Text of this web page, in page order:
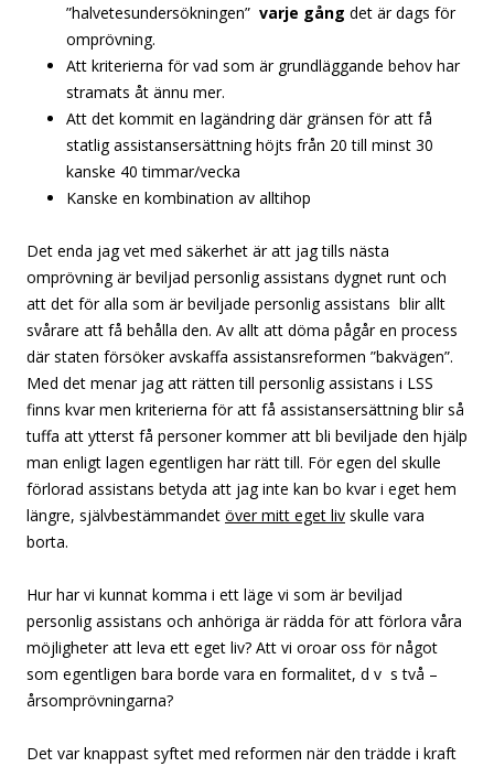
”halvetesundersökningen” varje gång det är dags för
omprövning.
Att kriterierna för vad som är grundläggande behov har
stramats åt ännu mer.
Att det kommit en lagändring där gränsen för att få
statlig assistansersättning höjts från 20 till minst 30
kanske 40 timmar/vecka
Kanske en kombination av alltihop
Det enda jag vet med säkerhet är att jag tills nästa
omprövning är beviljad personlig assistans dygnet runt och
att det för alla som är beviljade personlig assistans blir allt
svårare att få behålla den. Av allt att döma pågår en process
där staten försöker avskaffa assistansreformen ”bakvägen”.
Med det menar jag att rätten till personlig assistans i LSS
finns kvar men kriterierna för att få assistansersättning blir så
tuffa att ytterst få personer kommer att bli beviljade den hjälp
man enligt lagen egentligen har rätt till. För egen del skulle
förlorad assistans betyda att jag inte kan bo kvar i eget hem
längre, självbestämmandet över mitt eget liv skulle vara
borta.
Hur har vi kunnat komma i ett läge vi som är beviljad
personlig assistans och anhöriga är rädda för att förlora våra
möjligheter att leva ett eget liv? Att vi oroar oss för något
som egentligen bara borde vara en formalitet, d v s två –
årsomprövningarna?
Det var knappast syftet med reformen när den trädde i kraft